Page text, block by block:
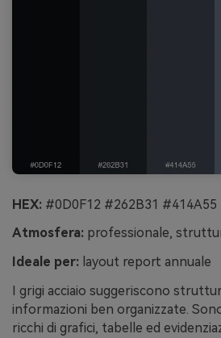
HEX: #0D0F12 #262B31
Atmosfera: professionale,
Ideale per: layout report annuale
I grigi acciaio suggeriscono
informazioni ben organizzate.
ricchi di grafici, tabelle ed